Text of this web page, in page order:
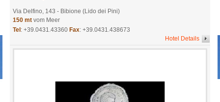
Via Delfino, 143 - Bibione (Lido dei Pini)
150 mt vom Meer
Tel: +39.0431.43360 Fax: +39.0431.438673
Hotel Details